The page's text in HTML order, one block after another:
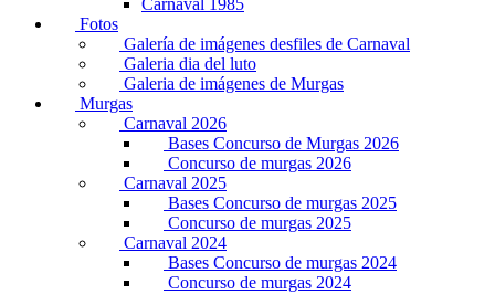
Carnaval 1985
Fotos
Galería de imágenes desfiles de Carnaval
Galeria dia del luto
Galeria de imágenes de Murgas
Murgas
Carnaval 2026
Bases Concurso de Murgas 2026
Concurso de murgas 2026
Carnaval 2025
Bases Concurso de murgas 2025
Concurso de murgas 2025
Carnaval 2024
Bases Concurso de murgas 2024
Concurso de murgas 2024